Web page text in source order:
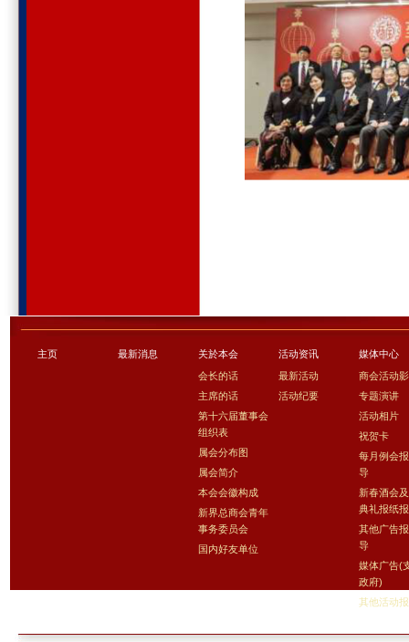
主页 最新消息
关於本会
会长的话
主席的话
第十六届董事会
组织表
属会分布图
属会简介
本会会徽构成
新界总商会青年
事务委员会
国内好友单位
活动资讯
最新活动
活动纪要
媒体中心
商会活动
专题演讲
活动相片
祝贺卡
每月例会
导
新春酒会
典礼报纸
其他广告
导
媒体广告(
政府)
其他活动